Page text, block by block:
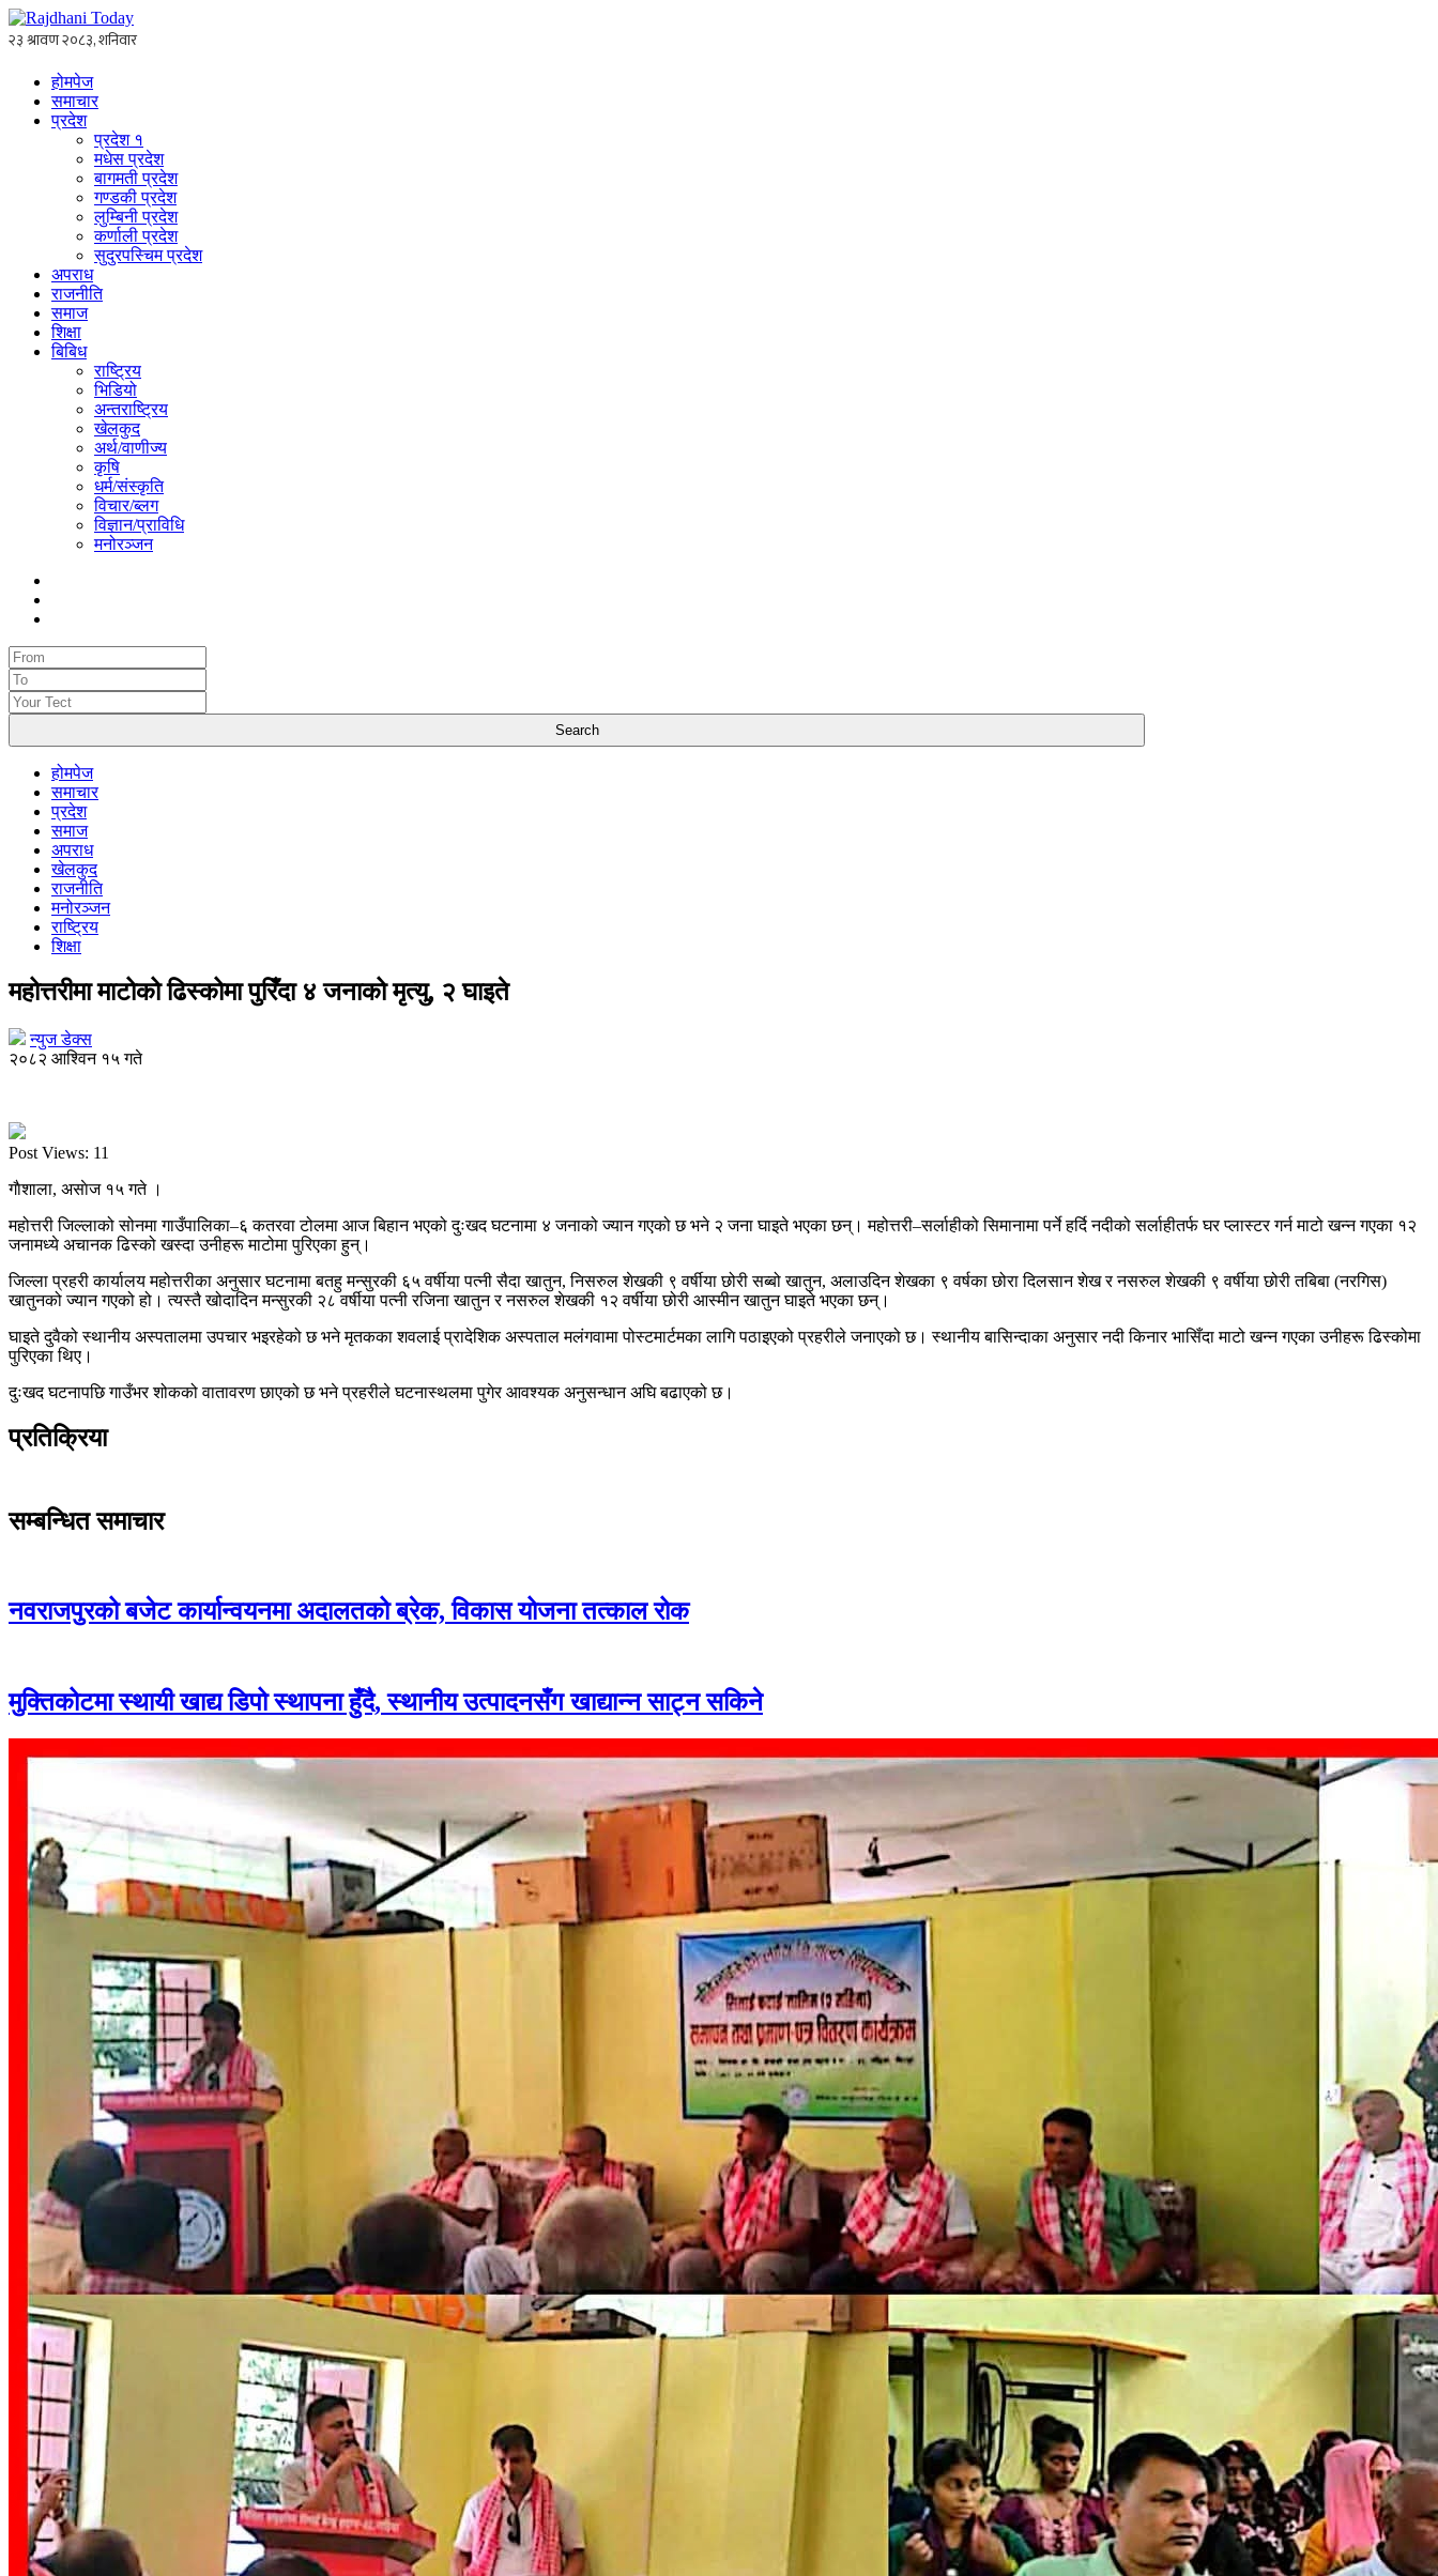
होमपेज
समाचार
प्रदेश
प्रदेश १
मधेस प्रदेश
बागमती प्रदेश
गण्डकी प्रदेश
लुम्बिनी प्रदेश
कर्णाली प्रदेश
सुदुरपस्चिम प्रदेश
अपराध
राजनीति
समाज
शिक्षा
बिबिध
राष्ट्रिय
भिडियो
अन्तराष्ट्रिय
खेलकुद
अर्थ/वाणीज्य
कृषि
धर्म/संस्कृति
विचार/ब्लग
विज्ञान/प्राविधि
मनोरञ्जन
होमपेज
समाचार
प्रदेश
समाज
अपराध
खेलकुद
राजनीति
मनोरञ्जन
राष्ट्रिय
शिक्षा
महोत्तरीमा माटोको ढिस्कोमा पुरिँदा ४ जनाको मृत्यु, २ घाइते
न्युज डेक्स
२०८२ आश्विन १५ गते
Post Views: 11
गाैशाला, असाेज १५ गते ।
महोत्तरी जिल्लाको सोनमा गाउँपालिका–६ कतरवा टोलमा आज बिहान भएको दुःखद घटनामा ४ जनाको ज्यान गएको छ भने २ जना घाइते भएका छन्। महोत्तरी–सर्लाहीको सिमानामा पर्ने हर्दि नदीको सर्लाहीतर्फ घर प्लास्टर गर्न माटो खन्न गएका १२
जनामध्ये अचानक ढिस्को खस्दा उनीहरू माटोमा पुरिएका हुन्।
जिल्ला प्रहरी कार्यालय महोत्तरीका अनुसार घटनामा बतहु मन्सुरकी ६५ वर्षीया पत्नी सैदा खातुन, निसरुल शेखकी ९ वर्षीया छोरी सब्बो खातुन, अलाउदिन शेखका ९ वर्षका छोरा दिलसान शेख र नसरुल शेखकी ९ वर्षीया छोरी तबिबा (नरगिस)
खातुनको ज्यान गएको हो। त्यस्तै खोदादिन मन्सुरकी २८ वर्षीया पत्नी रजिना खातुन र नसरुल शेखकी १२ वर्षीया छोरी आस्मीन खातुन घाइते भएका छन्।
घाइते दुवैको स्थानीय अस्पतालमा उपचार भइरहेको छ भने मृतकका शवलाई प्रादेशिक अस्पताल मलंगवामा पोस्टमार्टमका लागि पठाइएको प्रहरीले जनाएको छ। स्थानीय बासिन्दाका अनुसार नदी किनार भासिँदा माटो खन्न गएका उनीहरू ढिस्कोमा
पुरिएका थिए।
दुःखद घटनापछि गाउँभर शोकको वातावरण छाएको छ भने प्रहरीले घटनास्थलमा पुगेर आवश्यक अनुसन्धान अघि बढाएको छ।
प्रतिक्रिया
सम्बन्धित समाचार
नवराजपुरको बजेट कार्यान्वयनमा अदालतको ब्रेक, विकास योजना तत्काल रोक
मुक्तिकोटमा स्थायी खाद्य डिपो स्थापना हुँदै, स्थानीय उत्पादनसँग खाद्यान्न साट्न सकिने